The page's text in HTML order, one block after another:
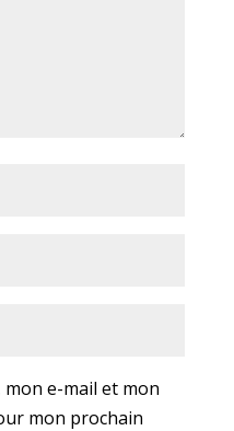
e-mail et mon
mon prochain